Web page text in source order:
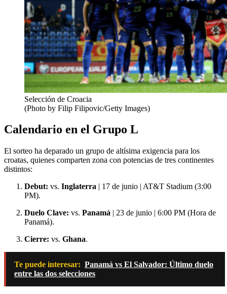
Selección de Croacia
(Photo by Filip Filipovic/Getty Images)
Calendario en el Grupo L
El sorteo ha deparado un grupo de altísima exigencia para los
croatas, quienes comparten zona con potencias de tres continentes
distintos:
Debut: vs. Inglaterra | 17 de junio | AT&T Stadium (3:00
PM).
Duelo Clave: vs. Panamá | 23 de junio | 6:00 PM (Hora de
Panamá).
Cierre: vs. Ghana.
Te puede interesar: Panamá vs El Salvador: Último duelo
entre las dos selecciones